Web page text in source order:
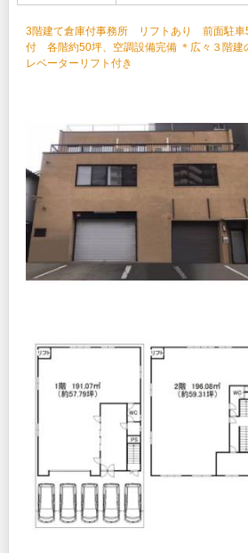
3階建て倉庫付事務所 リフトあり 前面駐
付 各階約50坪、空調設備完備 ＊広々３階
レベーターリフト付き